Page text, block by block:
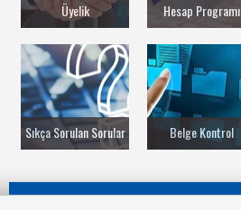
Üyelik Hesap Programı
Sıkça Sorulan Sorular Belge Kontrol